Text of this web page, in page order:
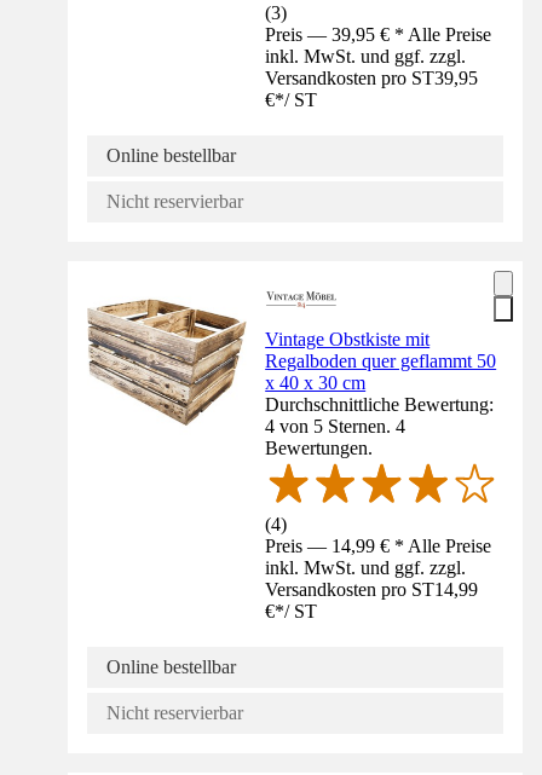
(3)
Preis — 39,95 € * Alle Preise
inkl. MwSt. und ggf. zzgl.
Versandkosten pro ST39,95
€*/ ST
Online bestellbar
Nicht reservierbar
Vintage Obstkiste mit
Regalboden quer geflammt 50
x 40 x 30 cm
Durchschnittliche Bewertung:
4 von 5 Sternen. 4
Bewertungen.
(4)
Preis — 14,99 € * Alle Preise
inkl. MwSt. und ggf. zzgl.
Versandkosten pro ST14,99
€*/ ST
Online bestellbar
Nicht reservierbar